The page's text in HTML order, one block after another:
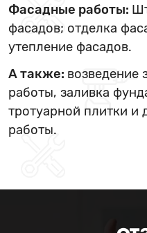
Фасадные работы:
фасадов; отделка
утепление фасадов.
А также: возведение
работы, заливка
тротуарной плитки и
работы.